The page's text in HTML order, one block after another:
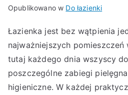
Opublikowano w Do łazienki
Łazienka jest bez wątpienia
najważniejszych pomieszczeń
tutaj każdego dnia wszyscy
poszczególne zabiegi
higieniczne. W każdej